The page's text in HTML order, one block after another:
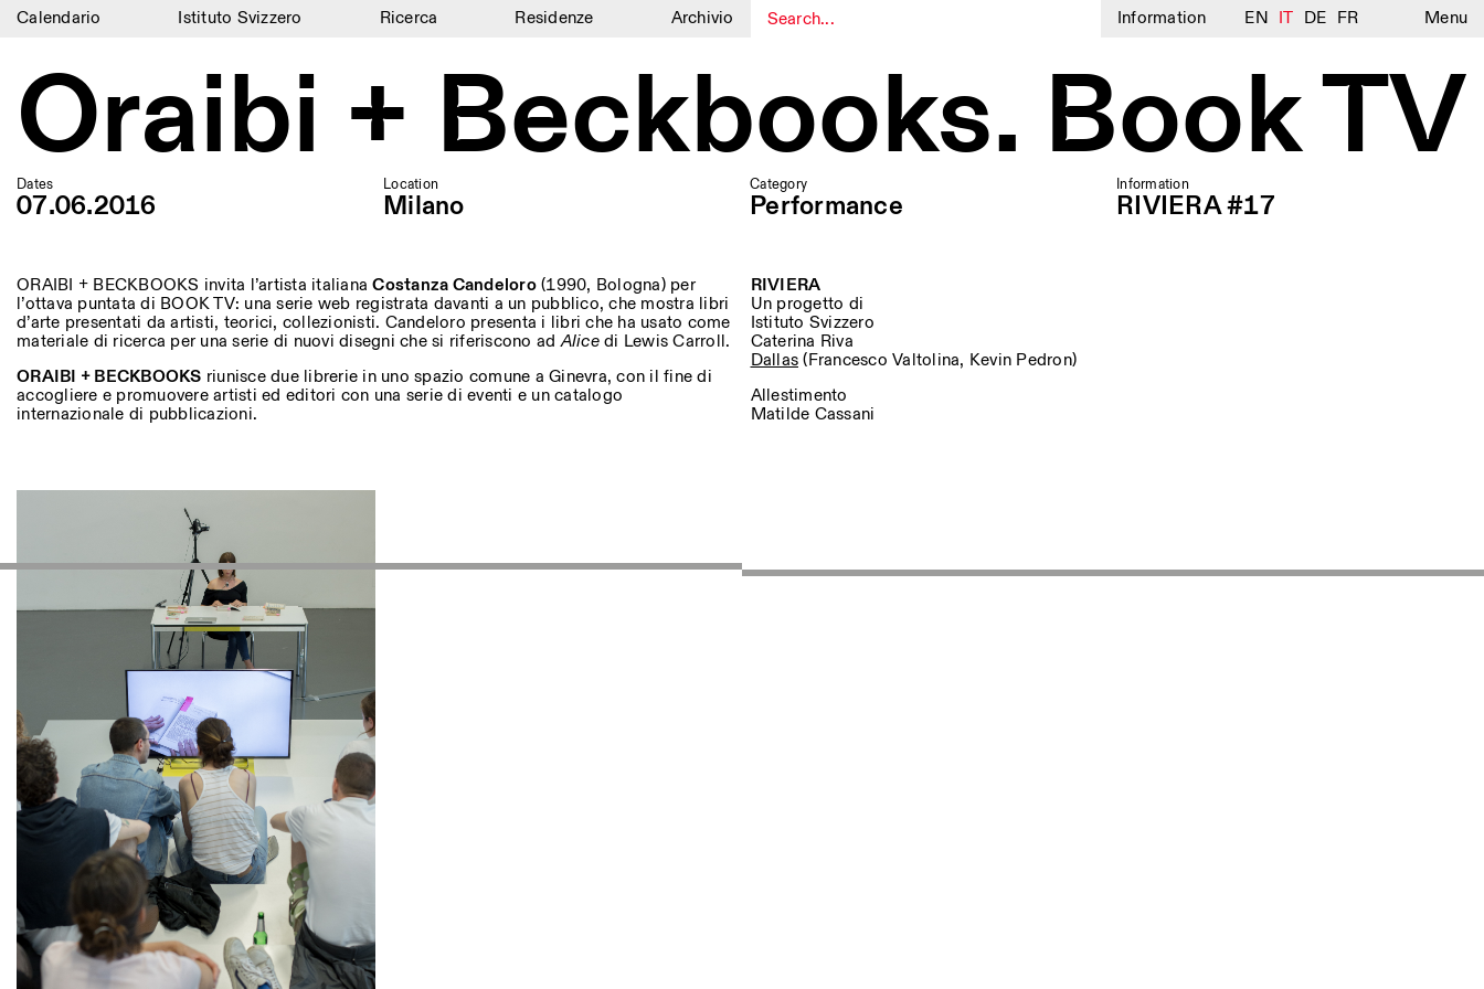
Calendario Istituto Svizzero Ricerca Residenze Archivio Information EN IT DE FR Menu
Calendario
Istituto Svizzero
Ricerca
Residenze
Archivio
Blog
Organizzazione
Biblioteca
Altre Attività
NEWSLETTER
Registrati alla nostra newsletter per ricevere informazioni sui nostri eventi
Instagram Linkedin Vimeo
Oraibi + Beckbooks. Book TV
Dates
07.06.2016
Location
Milano
Category
Performance
Information
RIVIERA #17
ORAIBI + BECKBOOKS invita l’artista italianaCostanza Candeloro(1990, Bologna) per
l’ottava puntata di BOOK TV: una serie web registrata davanti a un pubblico, che mostra libri
d’arte presentati da artisti, teorici, collezionisti. Candeloro presenta i libri che ha usato come
materiale di ricerca per una serie di nuovi disegni che si riferiscono adAlicedi Lewis Carroll.
ORAIBI + BECKBOOKS riunisce due librerie in uno spazio comune a Ginevra, con il fine di
accogliere e promuovere artisti ed editori con una serie di eventi e un catalogo
internazionale di pubblicazioni.
RIVIERA
Un progetto di
Istituto Svizzero
Caterina Riva
Dallas (Francesco Valtolina, Kevin Pedron)
Allestimento
Matilde Cassani